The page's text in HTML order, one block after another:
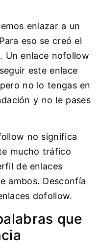
enlazar a un
eso se creó el
. Un enlace nofollow
este enlace
no lo tengas en
y no le pases
no significa
mucho tráfico
de enlaces
ambos. Desconfía
dofollow.
que